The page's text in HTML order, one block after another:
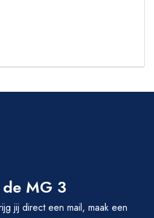
MG 3
jij direct een mail, maak een